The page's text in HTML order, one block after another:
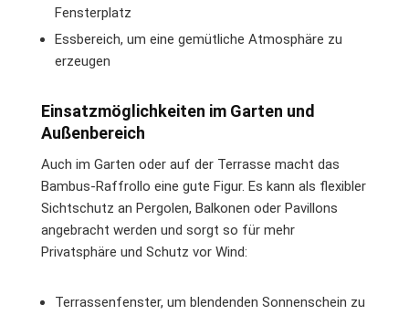
Fensterplatz
Essbereich, um eine gemütliche Atmosphäre zu
erzeugen
Einsatzmöglichkeiten im Garten und
Außenbereich
Auch im Garten oder auf der Terrasse macht das
Bambus-Raffrollo eine gute Figur. Es kann als flexibler
Sichtschutz an Pergolen, Balkonen oder Pavillons
angebracht werden und sorgt so für mehr
Privatsphäre und Schutz vor Wind:
Terrassenfenster, um blendenden Sonnenschein zu